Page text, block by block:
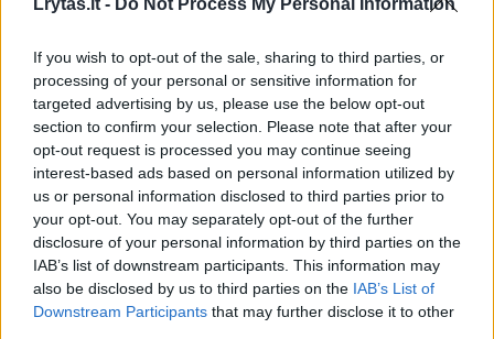
If you wish to opt-out of the sale, sharing to third parties, or
processing of your personal or sensitive information for
targeted advertising by us, please use the below opt-out
section to confirm your selection. Please note that after your
opt-out request is processed you may continue seeing
interest-based ads based on personal information utilized by
us or personal information disclosed to third parties prior to
your opt-out. You may separately opt-out of the further
disclosure of your personal information by third parties on the
IAB’s list of downstream participants. This information may
also be disclosed by us to third parties on the IAB’s List of
Downstream Participants that may further disclose it to other
Misoličiui (ATP-257).
Tuo tarpu V.Gaubas 5:7, 6:2, 6:0 suklupo prieš
kvalifikacijos būdu į turnyrą patekusį
prancūzą Lucą Poullainą (ATP-448).
Tenisininkams atiteko po 2085 JAV dolerius.
Susiję straipsniai